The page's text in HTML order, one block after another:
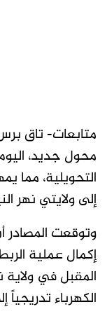
متابعات- تاق
محول جديد،
التحويلية، مما
إلى ولايتي نهر
وتوقعت المصادر
إكمال عملية
المقبل في ولاية
الكهرباء